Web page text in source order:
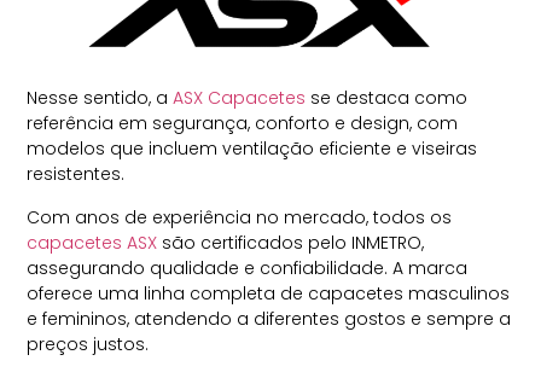
Nesse sentido, aASX Capacetes se destaca como
referência em segurança, conforto e design, com
modelos que incluem ventilação eficiente e viseiras
resistentes.
Com anos de experiência no mercado, todos os
capacetes ASX são certificados pelo INMETRO,
assegurando qualidade e confiabilidade. A marca
oferece uma linha completa de capacetes masculinos
e femininos, atendendo a diferentes gostos e sempre a
preços justos.